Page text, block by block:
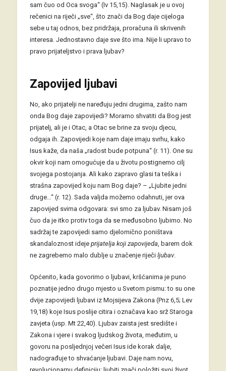
sam čuo od Oca svoga“ (Iv 15,15). Naglasak je u ovoj
rečenici na riječi „sve“, što znači da Bog daje cijeloga
sebe u taj odnos, bez pridržaja, proračuna ili skrivenih
interesa. Jednostavno daje sve što ima. Nije li upravo to
pravo prijateljstvo i prava ljubav?
Zapovijed ljubavi
No, ako prijatelji ne naređuju jedni drugima, zašto nam
onda Bog daje zapovijedi? Moramo shvatiti da Bog jest
prijatelj, ali je i Otac, a Otac se brine za svoju djecu,
odgaja ih. Zapovijedi koje nam daje imaju svrhu, kako
Isus kaže, da naša „radost bude potpuna“ (r. 11). One su
okvir koji nam omogućuje da u životu postignemo cilj
svojega postojanja. Ali kako zapravo glasi ta teška i
strašna zapovijed koju nam Bog daje? – „Ljubite jedni
druge…“ (r. 12). Sada valjda možemo odahnuti, jer ova
zapovijed svima odgovara: svi smo za ljubav. Nisam još
čuo da je itko protiv toga da se međusobno ljubimo. No
sadržaj te zapovijedi samo djelomično poništava
skandaloznost ideje prijatelja koji zapovijeda , barem dok
ne zagrebemo malo dublje u značenje riječi ljubav.
Općenito, kada govorimo o ljubavi, kršćanima je puno
poznatije jedno drugo mjesto u Svetom pismu: to su one
dvije zapovijedi ljubavi iz Mojsijeva Zakona (Pnz 6,5; Lev
19,18) koje Isus poslije citira i označava kao srž Staroga
zavjeta (usp. Mt 22,40). Ljubav zaista jest središte i
Zakona i vjere i svakog ljudskog života, međutim, u
govoru na posljednjoj večeri Isus ide korak dalje,
nadograđuje to shvaćanje ljubavi. Daje nam novu,